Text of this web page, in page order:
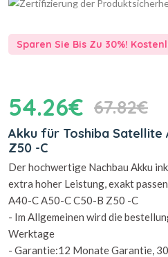
Sparen Sie Bis Zu 30%!
54.26€ 67.82€
Akku für Toshiba Satellite
Z50 -C
Der hochwertige Nachbau Akku
extra hoher Leistung, exakt
A40-C A50-C C50-B Z50 -C
- Im Allgemeinen wird die
Werktage
- Garantie:12 Monate Garantie,